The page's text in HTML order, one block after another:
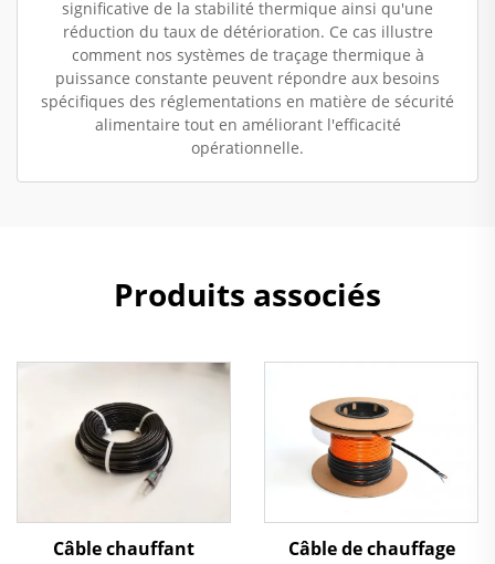
significative de la stabilité thermique ainsi qu'une
réduction du taux de détérioration. Ce cas illustre
comment nos systèmes de traçage thermique à
puissance constante peuvent répondre aux besoins
spécifiques des réglementations en matière de sécurité
alimentaire tout en améliorant l'efficacité
opérationnelle.
Produits associés
Câble chauffant
Câble de chauffage